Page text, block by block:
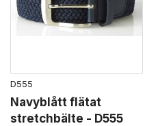
D555
Navyblått flätat
stretchbälte - D555